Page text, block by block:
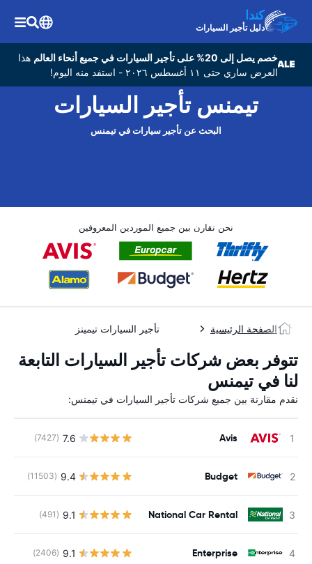
كندا
دليل تأجير السيارات
خصم يصل إلى 20% على تأجير السيارات في جميع أنحاء العالم
هذا
العرض ساري حتى ١١ أغسطس ٢٠٢٦ - استفد منه اليوم!
تيمنس تأجير السيارات
البحث عن تأجير سيارات في تيمنس
نحن نقارن بين جميع الموردين المعروفين
الصفحة الرئيسية تأجير السيارات تيمينز
تتوفر بعض شركات تأجير السيارات التابعة
لنا في تيمنس
نقدم مقارنة بين جميع شركات تأجير السيارات في تيمنس:
Avis
7.6
(7427)
Budget
9.4
(11503)
National Car Rental
9.1
(491)
Enterprise
9.1
(2406)